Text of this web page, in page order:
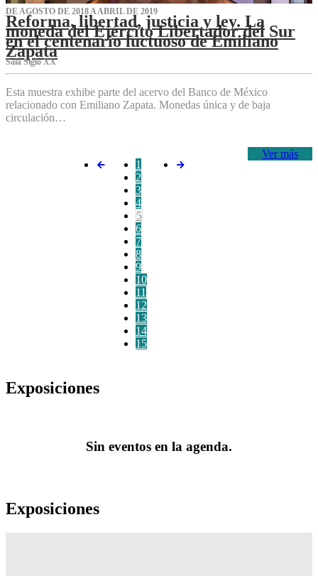
DE AGOSTO DE 2018 A ABRIL DE 2019
Reforma, libertad, justicia y ley. La
moneda del Ejército Libertador del Sur
en el centenario luctuoso de Emiliano
Zapata
Sala Siglo XX
Esta muestra exhibe parte del acervo del Banco de México
relacionado con Emiliano Zapata. Monedas única y de baja
circulación…
Ver más
1
2
3
4
5
6
7
8
9
10
11
12
13
14
15
Exposiciones
Sin eventos en la agenda.
Exposiciones